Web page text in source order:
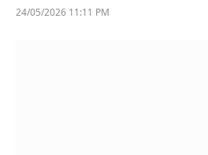
24/05/2026 11:11 PM